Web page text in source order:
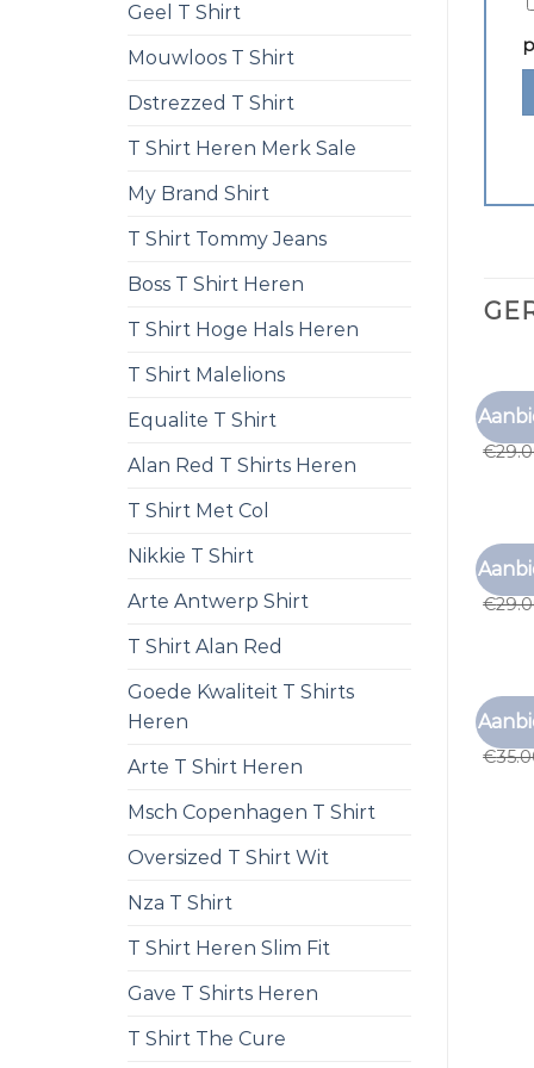
Geel T Shirt
Mouwloos T Shirt
Dstrezzed T Shirt
T Shirt Heren Merk Sale
My Brand Shirt
T Shirt Tommy Jeans
Boss T Shirt Heren
T Shirt Hoge Hals Heren
T Shirt Malelions
Equalite T Shirt
Alan Red T Shirts Heren
T Shirt Met Col
Nikkie T Shirt
Arte Antwerp Shirt
T Shirt Alan Red
Goede Kwaliteit T Shirts
Heren
Arte T Shirt Heren
Msch Copenhagen T Shirt
Oversized T Shirt Wit
Nza T Shirt
T Shirt Heren Slim Fit
Gave T Shirts Heren
T Shirt The Cure
T
t
€
T
t
€
T
t
€